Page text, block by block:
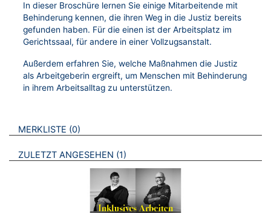
In dieser Broschüre lernen Sie einige Mitarbeitende mit
Behinderung kennen, die ihren Weg in die Justiz bereits
gefunden haben. Für die einen ist der Arbeitsplatz im
Gerichtssaal, für andere in einer Vollzugsanstalt.
Außerdem erfahren Sie, welche Maßnahmen die Justiz
als Arbeitgeberin ergreift, um Menschen mit Behinderung
in ihrem Arbeitsalltag zu unterstützen.
VERWEISE AUF VERMERKTE- ODER ZULETZT ANGESEHENE
MERKLISTE 0 BROSCHÜREN
ZULETZT ANGESEHEN 1 BROSCHÜREN